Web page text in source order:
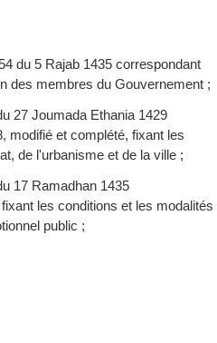
du 5 Rajab 1435 correspondant
des membres du Gouvernement ;
27 Joumada Ethania 1429
modifié et complété, fixant les
de l'urbanisme et de la ville ;
17 Ramadhan 1435
les conditions et les modalités
public ;